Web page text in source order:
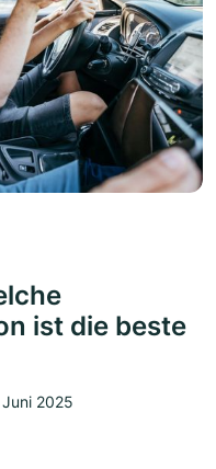
ist die beste
2025